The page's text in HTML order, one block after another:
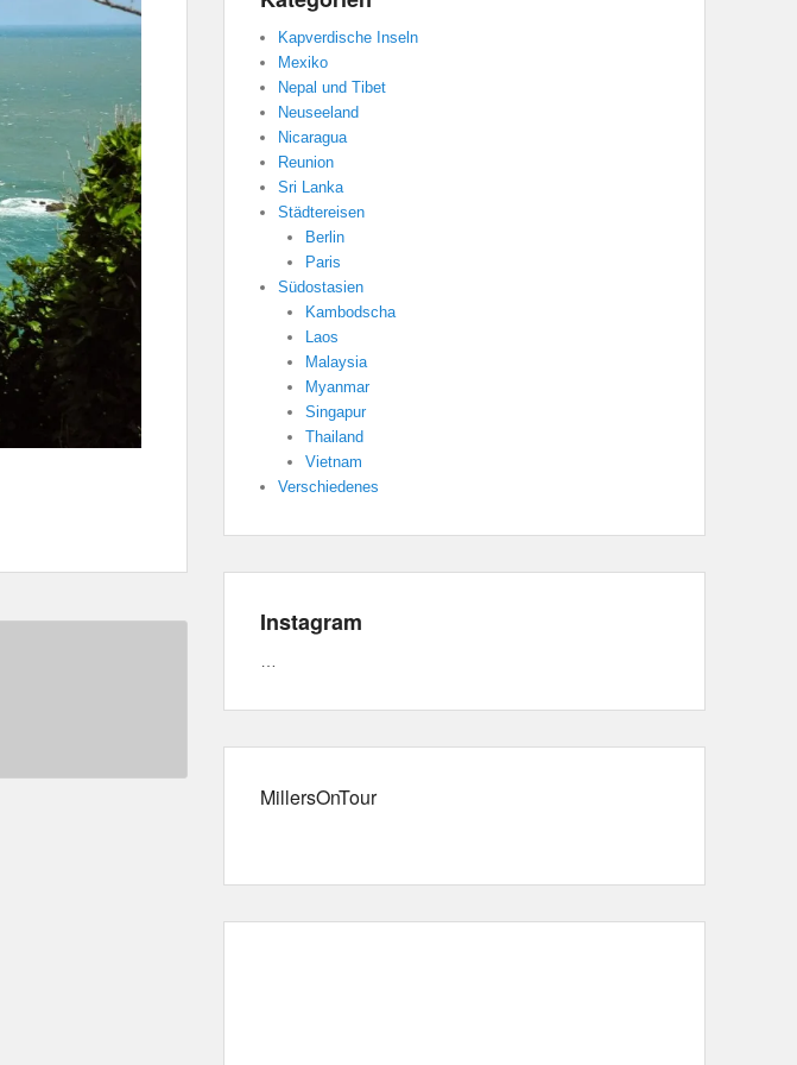
Kapverdische Inseln
Mexiko
Nepal und Tibet
Neuseeland
Nicaragua
Reunion
Sri Lanka
Städtereisen
Berlin
Paris
Südostasien
Kambodscha
Laos
Malaysia
Myanmar
Singapur
Thailand
Vietnam
Verschiedenes
Instagram
MillersOnTour